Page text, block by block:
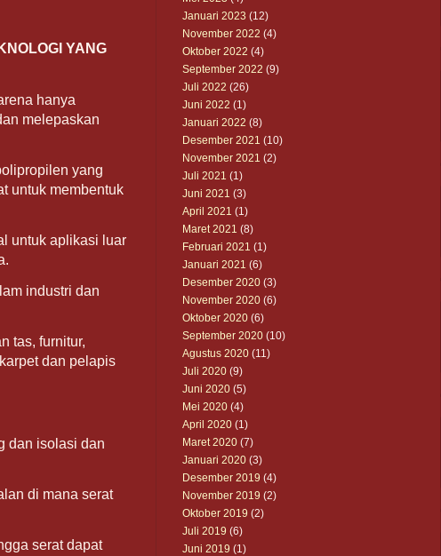
YANG
hanya
melepaskan
yang
untuk membentuk
untuk aplikasi luar
industri dan
tas, furnitur,
dan pelapis
dan isolasi dan
di mana serat
serat dapat
Januari 2023 (12)
November 2022 (4)
Oktober 2022 (4)
September 2022 (9)
Juli 2022 (26)
Juni 2022 (1)
Januari 2022 (8)
Desember 2021 (10)
November 2021 (2)
Juli 2021 (1)
Juni 2021 (3)
April 2021 (1)
Maret 2021 (8)
Februari 2021 (1)
Januari 2021 (6)
Desember 2020 (3)
November 2020 (6)
Oktober 2020 (6)
September 2020 (10)
Agustus 2020 (11)
Juli 2020 (9)
Juni 2020 (5)
Mei 2020 (4)
April 2020 (1)
Maret 2020 (7)
Januari 2020 (3)
Desember 2019 (4)
November 2019 (2)
Oktober 2019 (2)
Juli 2019 (6)
Juni 2019 (1)